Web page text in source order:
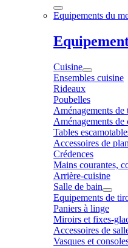
Equipements du
Cuisine
Ensembles cuisine
Rideaux
Poubelles
Aménagements de
Aménagements de
Tables
Accessoires de
Crédences
Mains courantes,
Arrière-cuisine
Salle de bain
Equipements de
Paniers à linge
Miroirs et fixes-
Accessoires de
Vasques et